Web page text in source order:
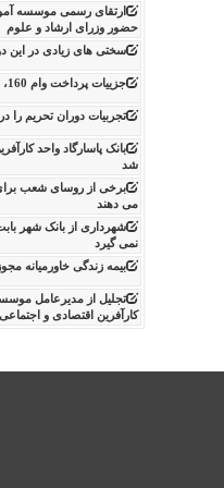
ارتقای رسمی موسسه
حضور وزرای ارشاد و علوم
سختی های زیادی در این
جزییات پرداخت وام 160، 120 و 80 میلیونی مسکن
تجربیات دوران تحریم را
بانک پاسارگاد واحد
شد
برخی از روسای شعب برای
می دهند
شهرداری از بانک شهر
نمی گیرد
بیمه زندگی خاورمیانه
تجلیل از مدیرعامل
کارآفرین اقتصادی و اجتماعی